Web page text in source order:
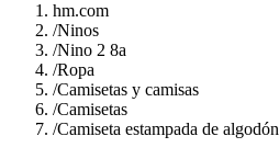
hm.com
/Ninos
/Nino 2 8a
/Ropa
/Camisetas y camisas
/Camisetas
/Camiseta estampada de algodón